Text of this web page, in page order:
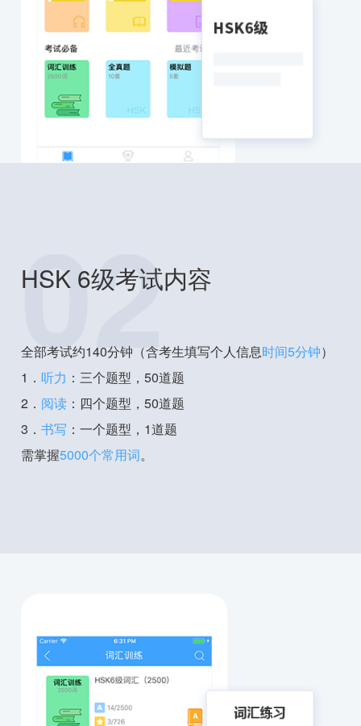
02
HSK 6级考试内容
全部考试约140分钟（含考生填写个人信息时间5分钟）
1． 听力 ：三个题型，50道题
2． 阅读 ：四个题型，50道题
3． 书写 ：一个题型，1道题
需掌握5000个常用词。